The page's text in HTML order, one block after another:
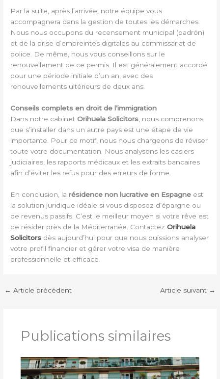
Par la suite, après l’arrivée, notre équipe vous
accompagnera dans la gestion de toutes les démarches.
Nous nous occupons du recensement municipal (padrón)
et de la prise d’empreintes digitales au commissariat de
police. De même, nous vous conseillons sur le
renouvellement de ce permis. Il est généralement accordé
pour une période initiale d’un an, avec des
renouvellements ultérieurs de deux ans.
Conseils complets en droit de l’immigration
Dans notre cabinetOrihuela Solicitors , nous comprenons
que s’installer dans un autre pays est une étape de vie
importante. Pour ce motif, nous nous chargeons de réviser
toute votre documentation. Nous analysons les casiers
judiciaires, les rapports médicaux et les extraits bancaires
afin d’éviter les refus pour des erreurs de forme.
En conclusion, larésidence non lucrative en Espagne est
la solution juridique idéale si vous disposez d’épargne ou
de revenus passifs. C’est le meilleur moyen si votre rêve est
de résider près de la Méditerranée. ContactezOrihuela
Solicitors dès aujourd’hui pour que nous puissions analyser
votre profil financier et gérer votre visa de manière
professionnelle et efficace.
← Article précédent Article suivant →
Publications similaires